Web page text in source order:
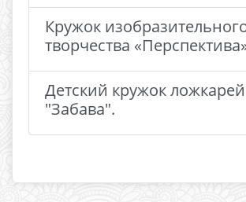
Кру­жок
творчества
Детский кружок ложкарей
"Забава".